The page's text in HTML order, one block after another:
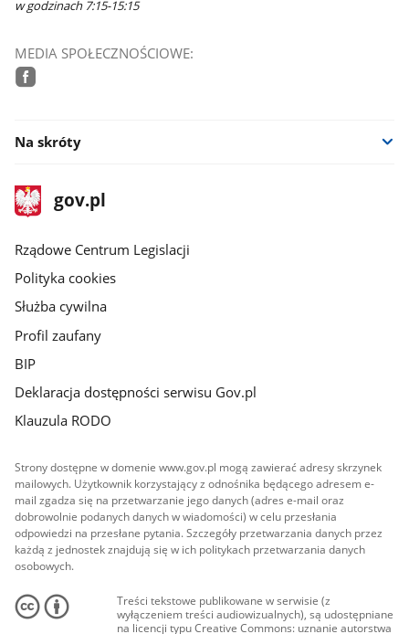
w godzinach 7:15-15:15
MEDIA SPOŁECZNOŚCIOWE:
Na skróty
stopka
gov.plStrona
gov.pl
Rządowe Centrum Legislacji
Polityka cookies
Służba cywilna
Profil zaufany
BIP
Deklaracja dostępności serwisu Gov.pl
Klauzula RODO
Strony dostępne w domenie www.gov.pl mogą zawierać adresy skrzynek
mailowych. Użytkownik korzystający z odnośnika będącego adresem e-
mail zgadza się na przetwarzanie jego danych (adres e-mail oraz
dobrowolnie podanych danych w wiadomości) w celu przesłania
odpowiedzi na przesłane pytania. Szczegóły przetwarzania danych przez
każdą z jednostek znajdują się w ich politykach przetwarzania danych
osobowych.
Treści tekstowe publikowane w serwisie (z
wyłączeniem treści audiowizualnych), są udostępniane
na licencji typu Creative Commons: uznanie autorstwa